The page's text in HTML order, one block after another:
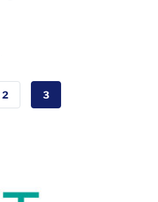
2 3